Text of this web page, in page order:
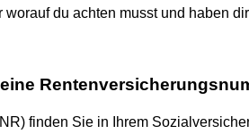
du achten musst und haben
finden Sie in Ihrem